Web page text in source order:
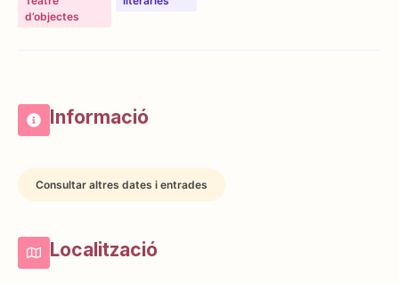
d’objectes
Informació
Consultar altres dates i entrades
Localització